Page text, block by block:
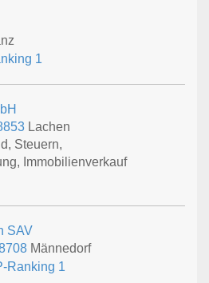
Lachen
Steuern,
Immobilienverkauf
SAV
Männedorf